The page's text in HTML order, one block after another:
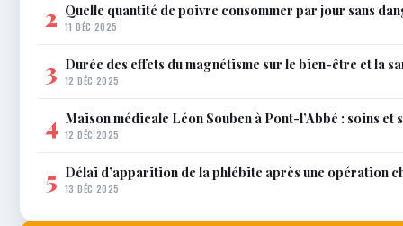
2 Quelle quantité de poivre consommer par jour sans
11 DÉC 2025
3 Durée des effets du magnétisme sur le bien-être et la
12 DÉC 2025
4 Maison médicale Léon Souben à Pont-l’Abbé : soins et
12 DÉC 2025
5 Délai d’apparition de la phlébite après une opération
13 DÉC 2025